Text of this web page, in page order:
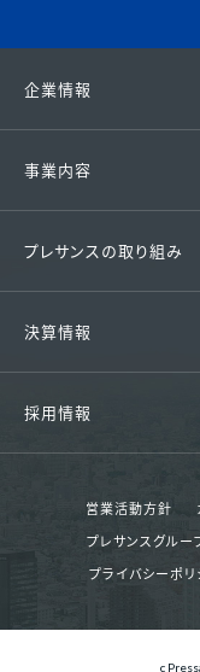
企業情報
会社概要 / アクセス
事業内容
収益用マンション
その他事業
分譲実績
退去の手続きについ
プレサンスの取り組み
決算情報
決算ハイライト
決算短信
株主総会 招集通知
採用情報
営業活動方針
プレサンスグル
プライバシーポリ
c